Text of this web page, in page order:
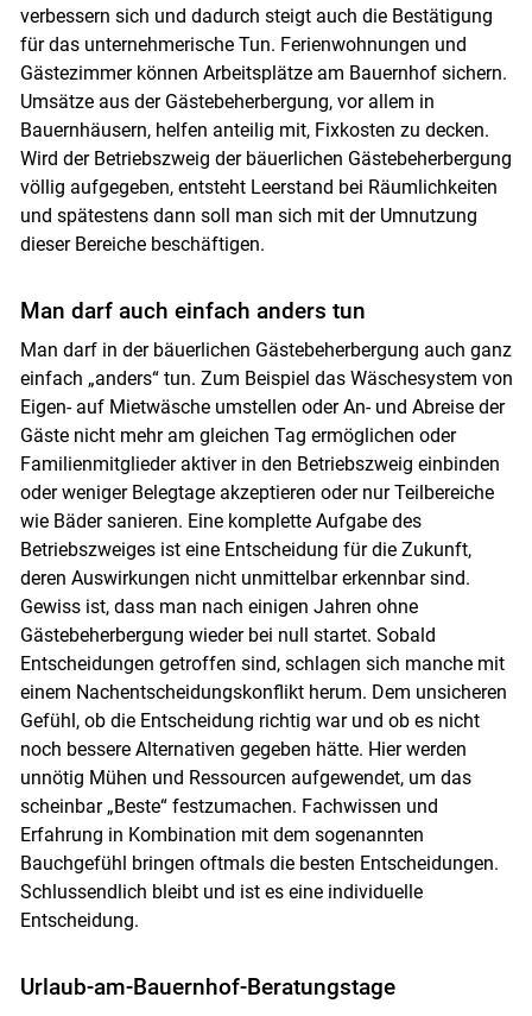
verbessern sich und dadurch steigt auch die Bestätigung
für das unternehmerische Tun. Ferienwohnungen und
Gästezimmer können Arbeitsplätze am Bauernhof sichern.
Umsätze aus der Gästebeherbergung, vor allem in
Bauernhäusern, helfen anteilig mit, Fixkosten zu decken.
Wird der Betriebszweig der bäuerlichen Gästebeherbergung
völlig aufgegeben, entsteht Leerstand bei Räumlichkeiten
und spätestens dann soll man sich mit der Umnutzung
dieser Bereiche beschäftigen.
Man darf auch einfach anders tun
Man darf in der bäuerlichen Gästebeherbergung auch ganz
einfach „anders“ tun. Zum Beispiel das Wäschesystem von
Eigen- auf Mietwäsche umstellen oder An- und Abreise der
Gäste nicht mehr am gleichen Tag ermöglichen oder
Familienmitglieder aktiver in den Betriebszweig einbinden
oder weniger Belegtage akzeptieren oder nur Teilbereiche
wie Bäder sanieren. Eine komplette Aufgabe des
Betriebszweiges ist eine Entscheidung für die Zukunft,
deren Auswirkungen nicht unmittelbar erkennbar sind.
Gewiss ist, dass man nach einigen Jahren ohne
Gästebeherbergung wieder bei null startet. Sobald
Entscheidungen getroffen sind, schlagen sich manche mit
einem Nachentscheidungskonflikt herum. Dem unsicheren
Gefühl, ob die Entscheidung richtig war und ob es nicht
noch bessere Alternativen gegeben hätte. Hier werden
unnötig Mühen und Ressourcen aufgewendet, um das
scheinbar „Beste“ festzumachen. Fachwissen und
Erfahrung in Kombination mit dem sogenannten
Bauchgefühl bringen oftmals die besten Entscheidungen.
Schlussendlich bleibt und ist es eine individuelle
Entscheidung.
Urlaub-am-Bauernhof-Beratungstage